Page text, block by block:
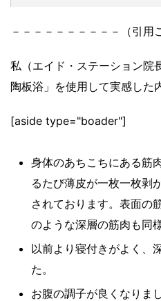
－－－－－－－－－－（引用
私（エイド・ステーション院
陶板浴」を使用して実感した
[aside type="boader"]
身体のあちこちにある筋
るたび薄皮が一枚一枚剥
されております。表面の
のような深層の筋肉も同
以前より寝付きがよく、
た。
お腹の調子が良くなりまし